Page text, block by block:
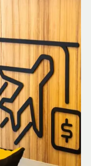
cashback